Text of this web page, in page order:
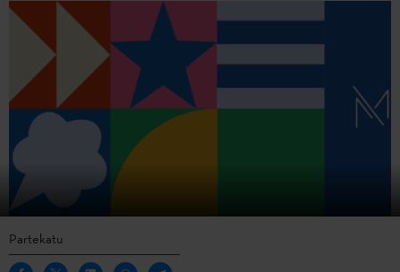
Partekatu